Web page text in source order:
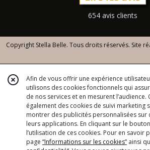
654 avis clients
Copyright Stella Belle. Tous droits réservés. Site
Afin de vous offrir une expérience
utilisons des cookies fonctionnels qui
de nos services et en mesurent
également des cookies de suivi marketing
montrer des publicités personnalisées sur
leurs applications. En cliquant sur le bouton
l’utilisation de ces cookies. Pour en savoir
page “Informations sur les cookies” ainsi